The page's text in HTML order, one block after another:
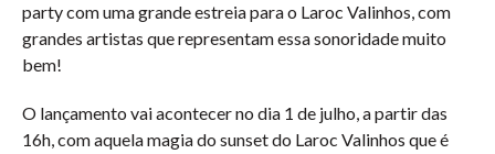
party com uma grande estreia para o Laroc Valinhos, com
grandes artistas que representam essa sonoridade muito
bem!
O lançamento vai acontecer no dia 1 de julho, a partir das
16h, com aquela magia do sunset do Laroc Valinhos que é